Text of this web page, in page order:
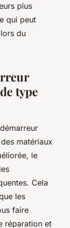
plus
qui peut
du
type
matériaux
le
Cela
les
faire
réparation et